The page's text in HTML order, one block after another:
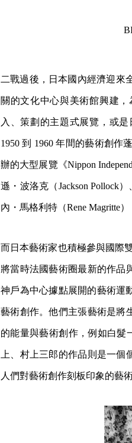
二戰過後，日本國內經濟迎來
關的文化中心與美術館興建
入、策劃的主題式展覽，或
1950 到 1960 年間的藝術創作
辦的大型展覽《Nippon
遜・波洛克（Jackson Pollock
內・馬格利特（Rene Magritte）
而日本藝術家也積極參與國際
將當時法國藝術圈最新的作品
神戶為中心據點展開的藝術運
藝術創作。他們主張藝術是將
的能量與藝術創作，例如白髮
上、村上三郎的作品則是一
人們對藝術創作刻板印象的藝